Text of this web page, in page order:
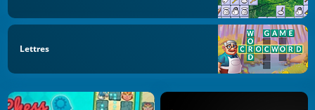
Lettres